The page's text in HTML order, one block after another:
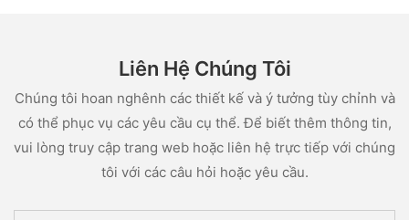
Liên Hệ Chúng Tôi
Chúng tôi hoan nghênh các thiết kế và ý tưởng tùy chỉnh và
có thể phục vụ các yêu cầu cụ thể. Để biết thêm thông tin,
vui lòng truy cập trang web hoặc liên hệ trực tiếp với chúng
tôi với các câu hỏi hoặc yêu cầu.